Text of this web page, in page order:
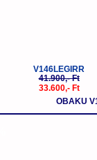
V146LEGIRR
41.900,- Ft
33.600,- Ft
OBAKU